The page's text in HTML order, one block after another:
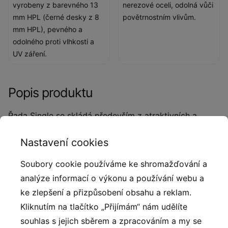
vyrobeny z barevného 13
mm HPL (černé desky z 8
mm HPL), pevného a
odolného proti vlhkosti a
UV záření.
nerezové oceli, odolná vůči
povětrnostním vlivům.
Popis produktu
Řada Single se skládá především z atraktivních a
hřiště dle vašich představ a možností. Tyto prvky se
stanou nejlepším výchozím bodem pro vytvoření
originálního dětského hřiště v parku, ve školce či
škole, u rekreačního domu nebo i na vlastní
zahradě. Za zmínku stojí také to, že veškeré prvky
mají potřebné certifikáty a jsou vyrobeny z
Nastavení cookies
Soubory cookie používáme ke shromažďování a
analýze informací o výkonu a používání webu a
ke zlepšení a přizpůsobení obsahu a reklam.
Kliknutím na tlačítko „Přijímám“ nám udělíte
souhlas s jejich sběrem a zpracováním a my se